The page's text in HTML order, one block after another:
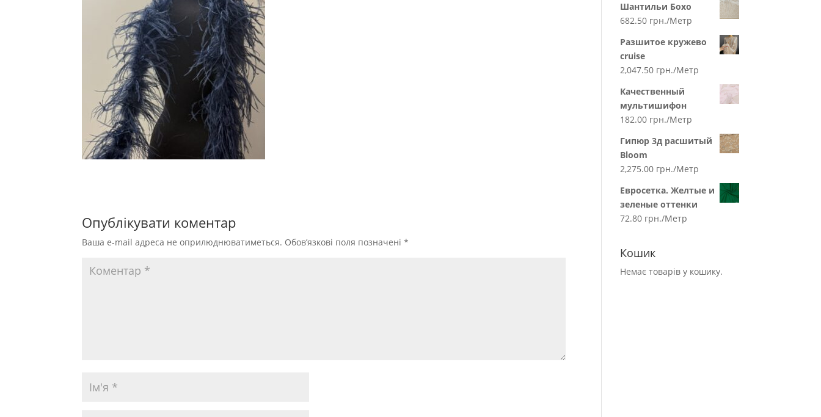
Опублікувати коментар
Ваша e-mail адреса не оприлюднюватиметься. Обов’язкові поля позначені*
Шантильи Бохо
682.50 грн./Метр
Разшитое кружево
cruise
2,047.50 грн./Метр
Качественный
мультишифон
182.00 грн./Метр
Гипюр 3д расшитый
Bloom
2,275.00 грн./Метр
Евросетка. Желтые и
зеленые оттенки
72.80 грн./Метр
Кошик
Немає товарів у кошику.